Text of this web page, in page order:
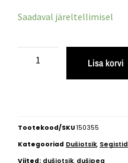
Saadaval järeltellimisel
Lisa korvi
Tootekood/SKU 150355
Kategooriad Dušiotsik, Segistid
Viited: dušiotsik, dušipea